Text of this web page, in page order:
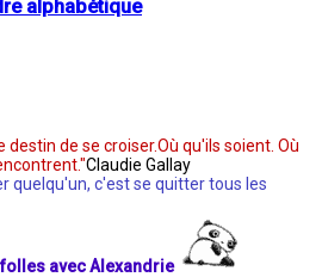
alphabétique
de se croiser.Où qu'ils soient. Où
Claudie Gallay
quelqu'un, c'est se quitter tous les
avec Alexandrie